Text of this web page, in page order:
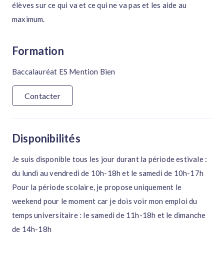
élèves sur ce qui va et ce qui ne va pas et les aide au
maximum.
Formation
Baccalauréat ES Mention Bien
Contacter
Disponibilités
Je suis disponible tous les jour durant la période estivale :
du lundi au vendredi de 10h-18h et le samedi de 10h-17h
Pour la période scolaire, je propose uniquement le
weekend pour le moment car je dois voir mon emploi du
temps universitaire : le samedi de 11h-18h et le dimanche
de 14h-18h